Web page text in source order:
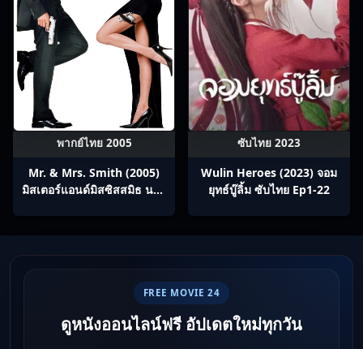
พากย์ไทย 2005
Mr. & Mrs. Smith (2005)
มิสเตอร์แอนด์มิสซิสสมิธ นาย
ซับไทย 2023
Wulin Heroes (2023) จอม
ยุทธ์บู๊ลิ้ม ซับไทย Ep1-22
FREE MOVIE 24
ดูหนังออนไลน์ฟรี อัปเดตใหม่ทุกวัน